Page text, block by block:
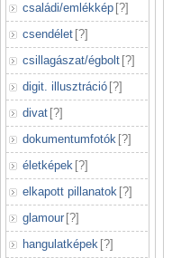
családi/emlékkép [?]
csendélet [?]
csillagászat/égbolt [?]
digit. illusztráció [?]
divat [?]
dokumentumfotók [?]
életképek [?]
elkapott pillanatok [?]
glamour [?]
hangulatképek [?]